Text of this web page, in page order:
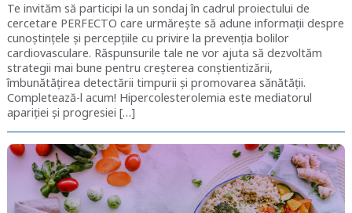
Te invităm să participi la un sondaj în cadrul proiectului de
cercetare PERFECTO care urmărește să adune informații despre
cunoștințele și percepțiile cu privire la prevenția bolilor
cardiovasculare. Răspunsurile tale ne vor ajuta să dezvoltăm
strategii mai bune pentru creșterea conștientizării,
îmbunătățirea detectării timpurii și promovarea sănătății.
Completează-l acum! Hipercolesterolemia este mediatorul
apariţiei şi progresiei […]